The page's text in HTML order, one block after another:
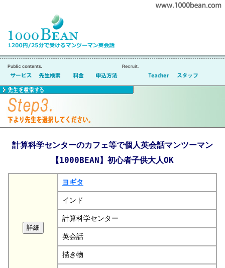
計算科学センターのカフェ等で個人英会話マンツーマン
【1000BEAN】初心者子供大人OK
ヨギタ
インド
計算科学センター
英会話
描き物